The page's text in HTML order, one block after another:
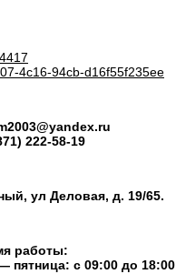
222-58-19
ул Деловая, д. 19/65.
работы:
пятница: с 09:00 до 18:00